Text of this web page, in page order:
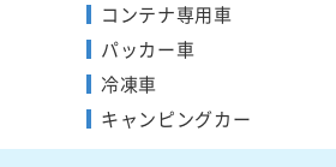
コンテナ専用車
パッカー車
冷凍車
キャンピングカー